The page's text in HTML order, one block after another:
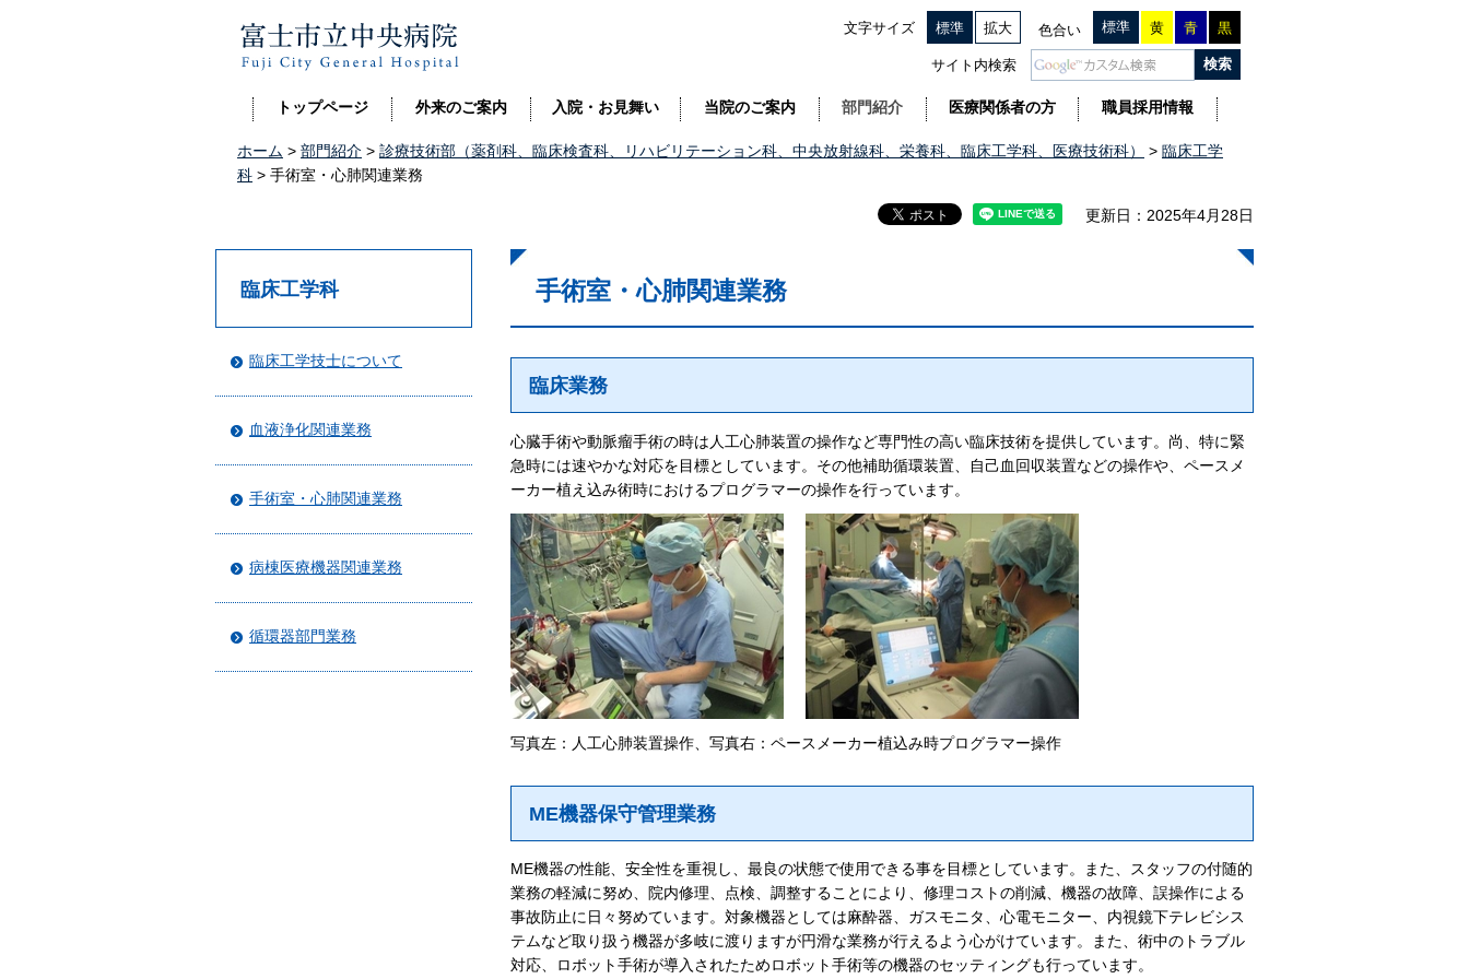
富士市立中央病院 文字サイズ 標準 拡大 色合い 標準 黄 青 黒
サイト内検索
トップページ 外来のご案内 入院・お見舞い 当院のご案内 部門紹介 医療関係者の方 職員採用情報
ホーム > 部門紹介 > 診療技術部（薬剤科、臨床検査科、リハビリテーション科、中央放射線科、栄養科、臨床工学科、医療技術科） > 臨床工学
科 > 手術室・心肺関連業務
臨床工学科
臨床工学技士について
血液浄化関連業務
手術室・心肺関連業務
病棟医療機器関連業務
循環器部門業務
更新日：2025年4月28日
手術室・心肺関連業務
臨床業務
心臓手術や動脈瘤手術の時は人工心肺装置の操作など専門性の高い臨床技術を提供しています。尚、特に緊
急時には速やかな対応を目標としています。その他補助循環装置、自己血回収装置などの操作や、ペースメ
ーカー植え込み術時におけるプログラマーの操作を行っています。
写真左：人工心肺装置操作、写真右：ペースメーカー植込み時プログラマー操作
ME機器保守管理業務
ME機器の性能、安全性を重視し、最良の状態で使用できる事を目標としています。また、スタッフの付随的
業務の軽減に努め、院内修理、点検、調整することにより、修理コストの削減、機器の故障、誤操作による
事故防止に日々努めています。対象機器としては麻酔器、ガスモニタ、心電モニター、内視鏡下テレビシス
テムなど取り扱う機器が多岐に渡りますが円滑な業務が行えるよう心がけています。また、術中のトラブル
対応、ロボット手術が導入されたためロボット手術等の機器のセッティングも行っています。